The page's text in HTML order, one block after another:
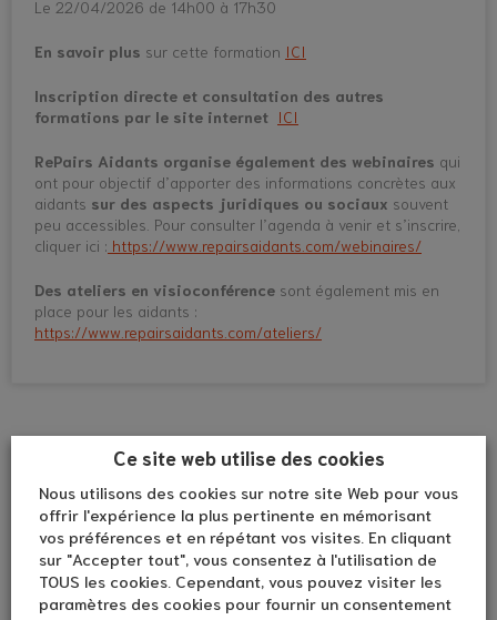
Le 22/04/2026 de 14h00 à 17h30
En savoir plus sur cette formation ICI
Inscription directe et consultation des autres
formations par le site internet ICI
RePairs Aidants organise également des webinaires qui
ont pour objectif d’apporter des informations concrètes aux
aidants sur des aspects juridiques ou sociaux souvent
peu accessibles. Pour consulter l’agenda à venir et s’inscrire,
cliquer ici : https://www.repairsaidants.com/webinaires/
Des ateliers en visioconférence sont également mis en
place pour les aidants :
https://www.repairsaidants.com/ateliers/
Ce site web utilise des cookies
Nous utilisons des cookies sur notre site Web pour vous
offrir l'expérience la plus pertinente en mémorisant
vos préférences et en répétant vos visites. En cliquant
sur "Accepter tout", vous consentez à l'utilisation de
TOUS les cookies. Cependant, vous pouvez visiter les
paramètres des cookies pour fournir un consentement